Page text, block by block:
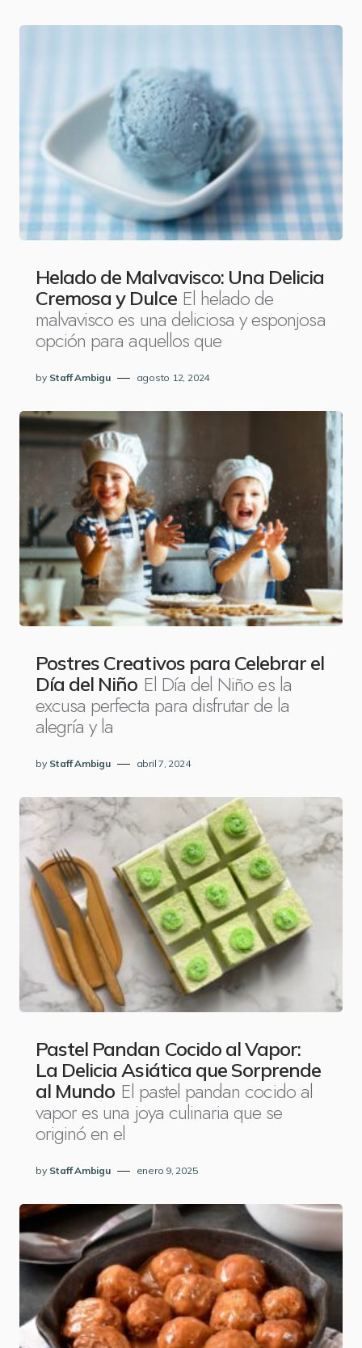
Helado de Malvavisco: Una Delicia
Cremosa y Dulce El helado de
malvavisco es una deliciosa y esponjosa
opción para aquellos que
by Staff Ambigu agosto 12, 2024
Postres Creativos para Celebrar el
Día del Niño El Día del Niño es la
excusa perfecta para disfrutar de la
alegría y la
by Staff Ambigu abril 7, 2024
Pastel Pandan Cocido al Vapor:
La Delicia Asiática que Sorprende
al Mundo El pastel pandan cocido al
vapor es una joya culinaria que se
originó en el
by Staff Ambigu enero 9, 2025